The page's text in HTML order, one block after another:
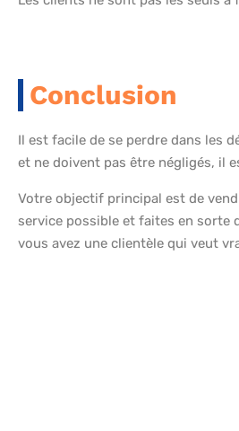
Conclusion
Il est facile de se perdre dans les
et ne doivent pas être négligés, il
Votre objectif principal est de
service possible et faites en sorte
vous avez une clientèle qui veut